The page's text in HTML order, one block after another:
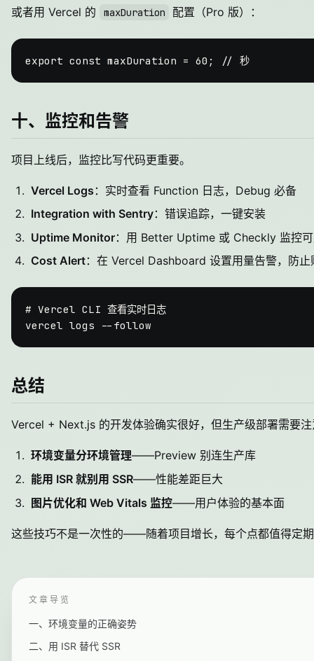
或者用 Vercel 的 maxDuration 配置（Pro 版）：
export const maxDuration = 60 ; // 秒
十、监控和告警
项目上线后，监控比写代码更重要。
Vercel Logs ：实时查看 Function 日志，Debug 必备
Integration with Sentry：错误追踪，一键安装
Uptime Monitor：用 Better Uptime 或 Checkly 监控
Cost Alert：在 Vercel Dashboard 设置用量告警，防止
# Vercel CLI 查看实时日志
总结
Vercel + Next.js 的开发体验确实很好，但生产级部署需要
环境变量分环境管理——Preview 别连生产库
能用 ISR 就别用 SSR——性能差距巨大
图片优化和 Web Vitals 监控——用户体验的基本面
这些技巧不是一次性的——随着项目增长，每个点都值得定
文章导览
一、环境变量的正确姿势
二、用 ISR 替代 SSR